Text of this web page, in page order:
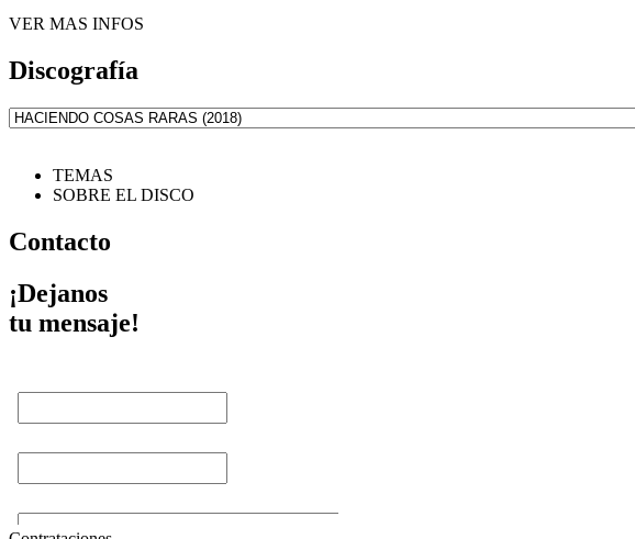
VER MAS INFOS
Discografía
TEMAS
SOBRE EL DISCO
Contacto
¡Dejanos
tu mensaje!